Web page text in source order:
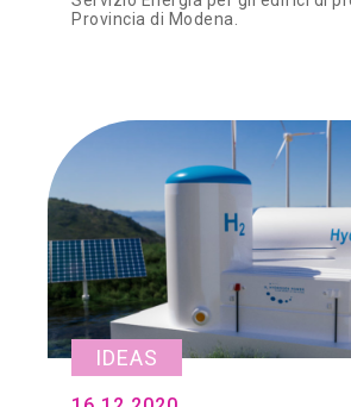
Provincia di Modena.
IDEAS